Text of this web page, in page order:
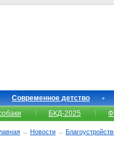
Современное детство
БКД-2025
→ Новости →